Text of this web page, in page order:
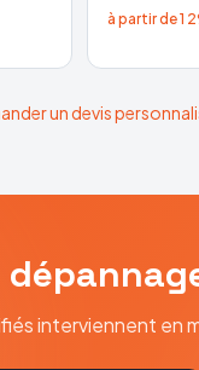
à partir de 1
un devis
interviennent en